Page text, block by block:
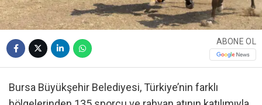
ABONE OL
Bursa Büyükşehir Belediyesi, Türkiye’nin farklı